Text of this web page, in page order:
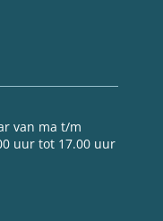
van ma t/m
uur tot 17.00 uur